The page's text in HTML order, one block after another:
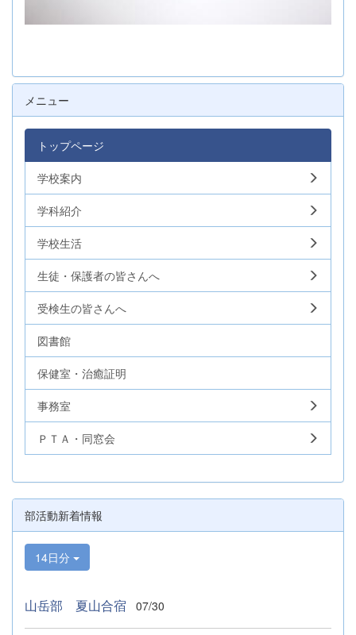
メニュー
トップページ
学校案内
学科紹介
学校生活
生徒・保護者の皆さんへ
受検生の皆さんへ
図書館
保健室・治癒証明
事務室
ＰＴＡ・同窓会
部活動新着情報
14日分
山岳部 夏山合宿 07/30